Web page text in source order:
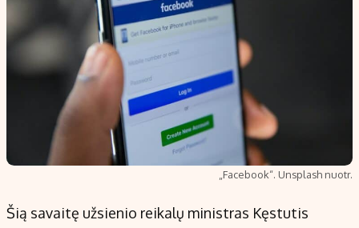
„Facebook“. Unsplash nuotr.
Šią savaitę užsienio reikalų ministras Kęstutis